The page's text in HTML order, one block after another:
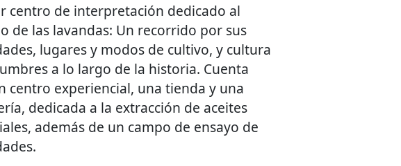
centro de interpretación dedicado al
de las lavandas: Un recorrido por sus
lugares y modos de cultivo, y cultura
a lo largo de la historia. Cuenta
centro experiencial, una tienda y una
dedicada a la extracción de aceites
además de un campo de ensayo de